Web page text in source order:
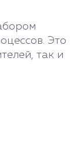
Это
так и